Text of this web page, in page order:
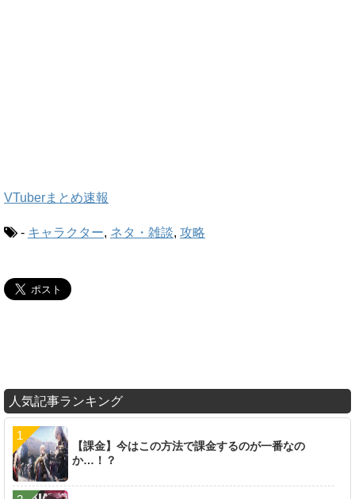
VTuberまとめ速報
- キャラクター, ネタ・雑談, 攻略
人気記事ランキング
【課金】今はこの方法で課金するのが一番なの
か…！？